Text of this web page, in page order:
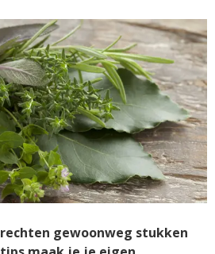
gewoonweg stukken